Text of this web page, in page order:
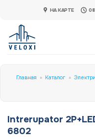
content
НА КАРТЕ
Главная » Каталог »
Intrerupator
6802